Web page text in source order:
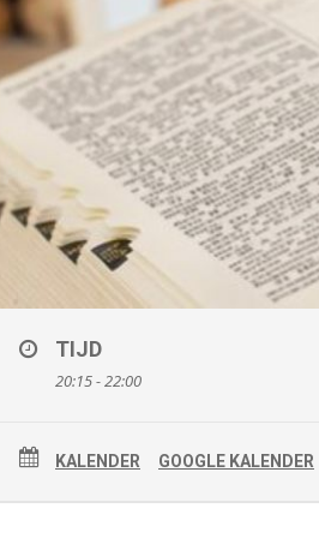
TIJD
20:15 - 22:00
KALENDER GOOGLE KALENDER